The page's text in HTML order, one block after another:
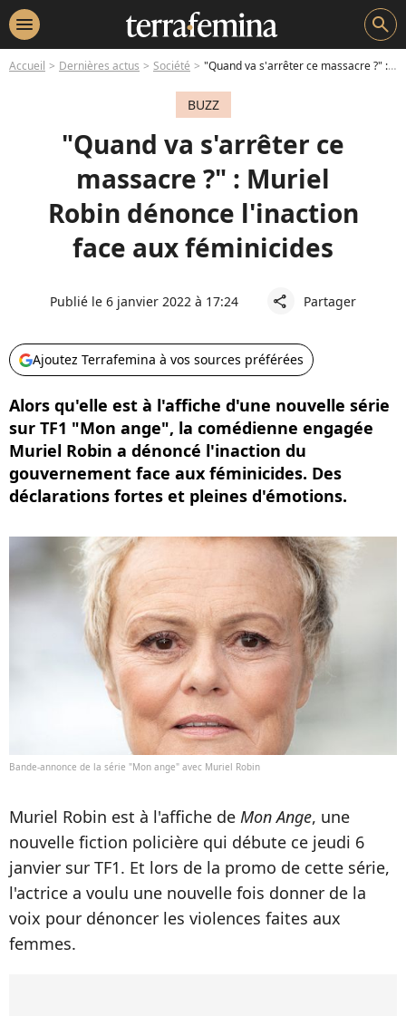
menu search
Accueil Dernières actus Société "Quand va s'arrêter ce massacre ?" : Muriel Robin dénonce l'inaction face aux féminicides
BUZZ
"Quand va s'arrêter ce
massacre ?" : Muriel
Robin dénonce l'inaction
face aux féminicides
Publié le 6 janvier 2022 à 17:24 share Partager
Ajoutez Terrafemina à vos sources préférées
Alors qu'elle est à l'affiche d'une nouvelle série
sur TF1 "Mon ange", la comédienne engagée
Muriel Robin a dénoncé l'inaction du
gouvernement face aux féminicides. Des
déclarations fortes et pleines d'émotions.
Bande-annonce de la série "Mon ange" avec Muriel Robin
Muriel Robin est à l'affiche de Mon Ange, une
nouvelle fiction policière qui débute ce jeudi 6
janvier sur TF1. Et lors de la promo de cette série,
l'actrice a voulu une nouvelle fois donner de la
voix pour dénoncer les violences faites aux
femmes.